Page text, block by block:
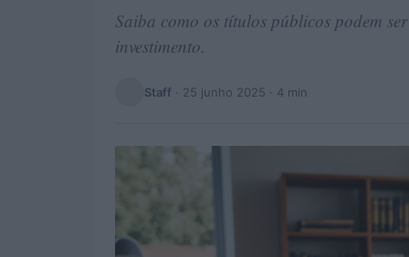
Saiba como os títulos públicos podem
investimento.
Staff · 25 junho 2025 · 4 min